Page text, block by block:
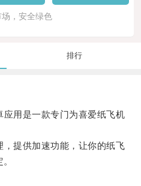
，安全绿色
排行
用是一款专门为喜爱纸飞机
提供加速功能，让你的纸飞